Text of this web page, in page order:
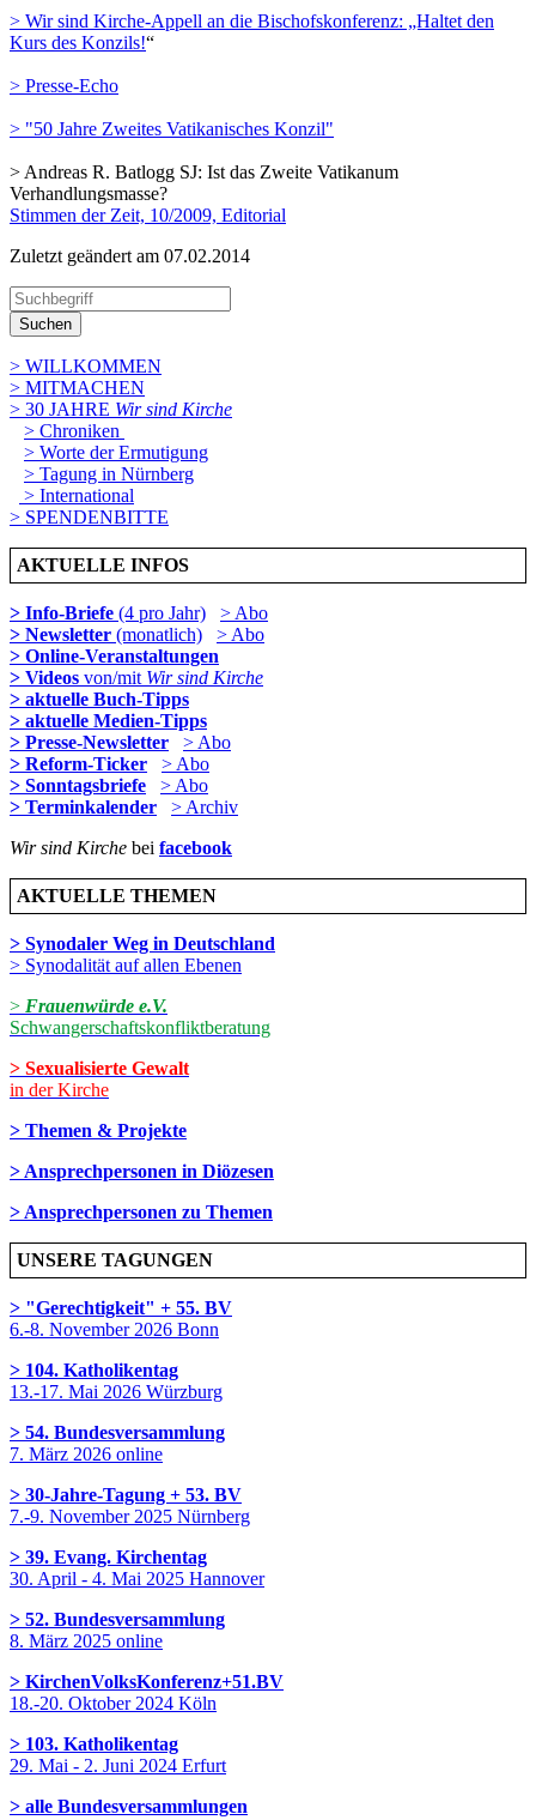
> Wir sind Kirche-Appell an die Bischofskonferenz: „Haltet den
Kurs des Konzils!“
> Presse-Echo
> "50 Jahre Zweites Vatikanisches Konzil"
> Andreas R. Batlogg SJ: Ist das Zweite Vatikanum
Verhandlungsmasse?
Stimmen der Zeit, 10/2009, Editorial
Zuletzt geändert am 07­.02.2014
Suchen
> WILLKOMMEN
> MITMACHEN
> 30 JAHRE Wir sind Kirche
> Chroniken
> Worte der Ermutigung
> Tagung in Nürnberg
> International
> SPENDENBITTE
AKTUELLE INFOS
> Info-Briefe (4 pro Jahr)
> Abo
> Newsletter (monatlich)
> Abo
> Online-Veranstaltungen
> Videos von/mit Wir sind Kirche
> aktuelle Buch-Tipps
> aktuelle Medien-Tipps
> Presse-Newsletter
> Abo
> Reform-Ticker
> Abo
> Sonntagsbriefe
> Abo
> Terminkalender
> Archiv
Wir sind Kirche bei facebook
AKTUELLE THEMEN
> Synodaler Weg in Deutschland
> Synodalität auf allen Ebenen
> Frauenwürde e.V.
Schwangerschaftskonfliktberatung
> Sexualisierte Gewalt
in der Kirche
> Themen & Projekte
> Ansprechpersonen in Diözesen
> Ansprechpersonen zu Themen
UNSERE TAGUNGEN
> "Gerechtigkeit" + 55. BV
6.-8. November 2026 Bonn
> 104. Katholikentag
13.-17. Mai 2026 Würzburg
> 54. Bundesversammlung
7. März 2026 online
> 30-Jahre-Tagung + 53. BV
7.-9. November 2025 Nürnberg
> 39. Evang. Kirchentag
30. April - 4. Mai 2025 Hannover
> 52. Bundesversammlung
8. März 2025 online
> KirchenVolksKonferenz+51.BV
18.-20. Oktober 2024 Köln
> 103. Katholikentag
29. Mai - 2. Juni 2024 Erfurt
> alle Bundesversammlungen